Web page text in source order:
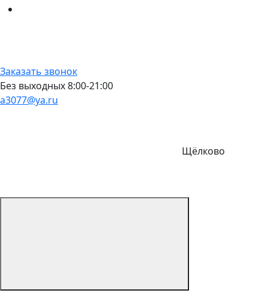
Заказать звонок
Без выходных 8:00-21:00
a3077@ya.ru
Щёлково